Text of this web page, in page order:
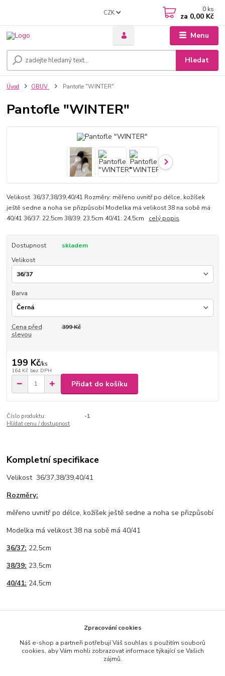
Menu
CZK
Hledat
0 ks
za 0,00 Kč
Úvod OBUV Pantofle "WINTER"
Pantofle "WINTER"
Velikost 36/37,38/39,40/41 Rozměry: měřeno uvnitř po délce, kožíšek
ještě sedne a noha se přizpůsobí Modelka má velikost 38 na sobě má
40/41 36/37: 22,5cm 38/39: 23,5cm 40/41: 24,5cm celý popis
Dostupnost
skladem
Velikost
Barva
Cena před
slevou
399 Kč
199 Kč/ks
164 Kč bez DPH
Přidat do košíku
Číslo produktu:
-1
Hlídat cenu / dostupnost
Kompletní specifikace
Velikost 36/37,38/39,40/41
Rozměry:
měřeno uvnitř po délce, kožíšek ještě sedne a noha se přizpůsobí
Modelka má velikost 38 na sobě má 40/41
36/37: 22,5cm
38/39: 23,5cm
40/41: 24,5cm
Zboží zařazeno v kategoriích
VE SLEVĚ %
Zpracování cookies
Náš e-shop a partneři potřebují Váš souhlas s použitím souborů
cookies, aby Vám mohli zobrazovat informace týkající se Vašich
zájmů.